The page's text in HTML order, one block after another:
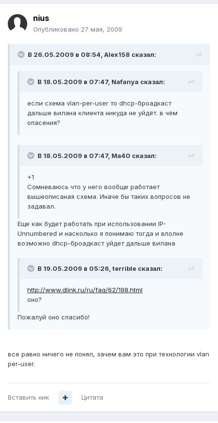
nius
Опубликовано 27 мая, 2009
В 26.05.2009 в 08:54, Alex158 сказал:
В 18.05.2009 в 07:47, Nafanya сказал:
если схема vlan-per-user то dhcp-броадкаст
дальше вилана клиента никуда не уйдёт. в чём
опасения?
В 18.05.2009 в 07:47, Ma40 сказал:
+1
Сомневаюсь что у него вообще работает
вышеописаная схема. Иначе бы таких вопросов не
задавал.
Еще как будет работать при использовании IP-
Unnumbered и насколько я понимаю тогда и вполне
возможно dhcp-броадкаст уйдет дальше вилана
В 19.05.2009 в 05:26, terrible сказал:
http://www.dlink.ru/ru/faq/62/198.html
оно?
Пожалуй оно спасибо!
все равно ничего не понял, зачем вам это при технологии vlan
per-user.
Вставить ник Цитата